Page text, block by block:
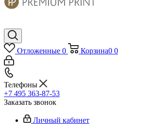
Отложенные 0 Корзина0 0
Телефоны
+7 495 363-87-53
Заказать звонок
Личный кабинет